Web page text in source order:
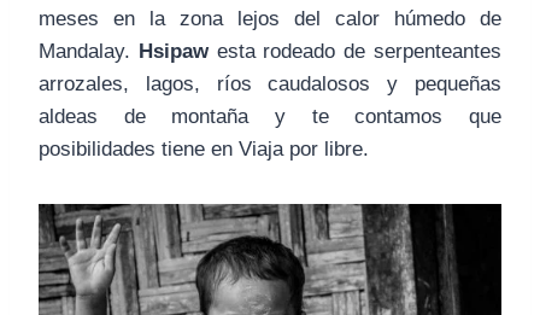
meses en la zona lejos del calor húmedo de
Mandalay. Hsipawesta rodeado de serpenteantes
arrozales, lagos, ríos caudalosos y pequeñas
aldeas de montaña y te contamos que
posibilidades tiene en Viaja por libre.